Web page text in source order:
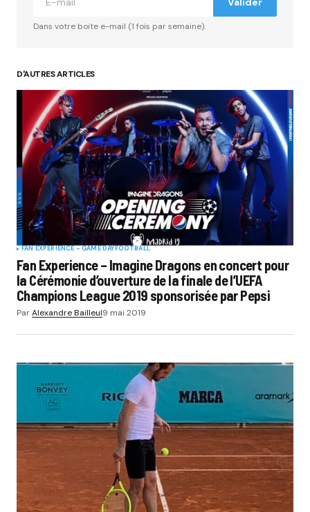
Dans votre boite e-mail (1 fois par semaine).
D'AUTRES ARTICLES
FAN EXPERIENCE - GAME DAYFOOTBALL
Fan Experience – Imagine Dragons en concert pour
la Cérémonie d’ouverture de la finale de l’UEFA
Champions League 2019 sponsorisée par Pepsi
ParAlexandre Bailleul9 mai 2019